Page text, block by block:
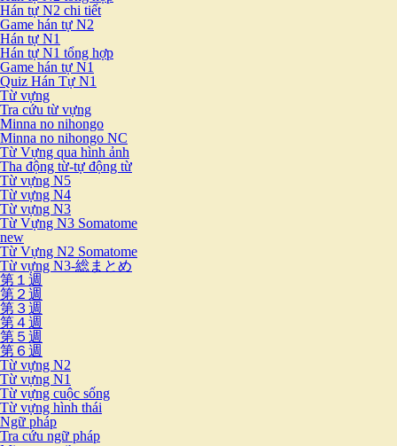
Hán tự N2 chi tiết
Game hán tự N2
Hán tự N1
Hán tự N1 tổng hợp
Game hán tự N1
Quiz Hán Tự N1
Từ vựng
Tra cứu từ vựng
Minna no nihongo
Minna no nihongo NC
Từ Vựng qua hình ảnh
Tha động từ-tự động từ
Từ vựng N5
Từ vựng N4
Từ vựng N3
Từ Vựng N3 Somatome
new
Từ Vựng N2 Somatome
Từ vựng N3-総まとめ
第１週
第２週
第３週
第４週
第５週
第６週
Từ vựng N2
Từ vựng N1
Từ vựng cuộc sống
Từ vựng hình thái
Ngữ pháp
Tra cứu ngữ pháp